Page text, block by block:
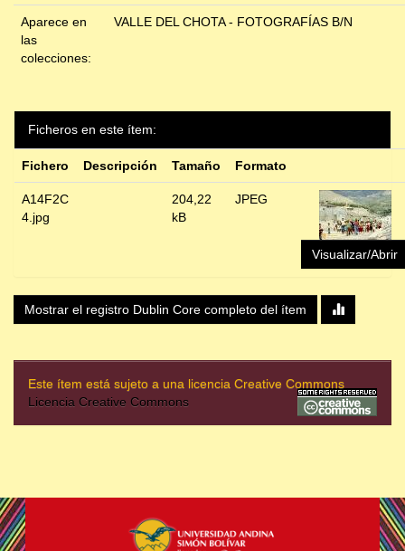
Aparece en
las
colecciones:
VALLE DEL CHOTA - FOTOGRAFÍAS B/N
Ficheros en este ítem:
Fichero Descripción Tamaño Formato
A14F2C
4.jpg
204,22
kB
JPEG
Visualizar/Abrir
Mostrar el registro Dublin Core completo del ítem
Este ítem está sujeto a una licencia Creative Commons
Licencia Creative Commons